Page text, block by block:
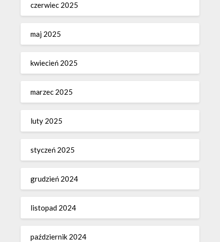
czerwiec 2025
maj 2025
kwiecień 2025
marzec 2025
luty 2025
styczeń 2025
grudzień 2024
listopad 2024
październik 2024